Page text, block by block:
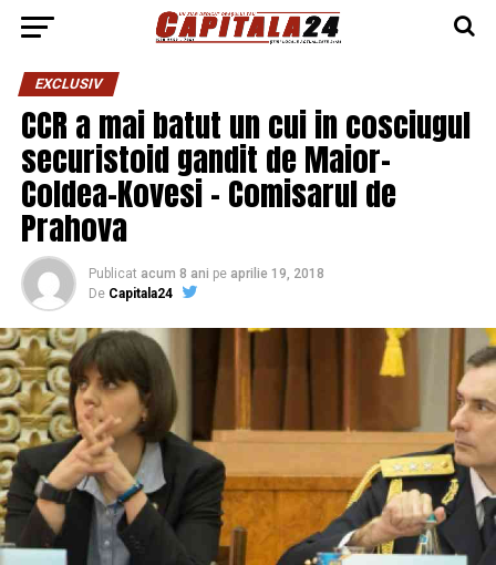
EXCLUSIV
CCR a mai batut un cui in cosciugul
securistoid gandit de Maior-
Coldea-Kovesi – Comisarul de
Prahova
Publicat acum 8 ani pe aprilie 19, 2018
De Capitala24